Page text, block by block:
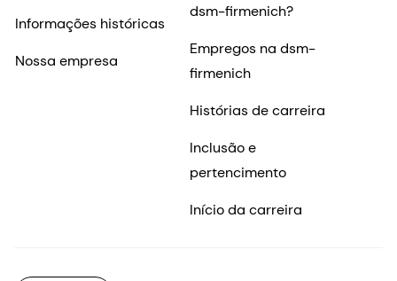
Informações históricas
Nossa empresa
dsm-firmenich?
Empregos na dsm-
firmenich
Histórias de carreira
Inclusão e
pertencimento
Início da carreira